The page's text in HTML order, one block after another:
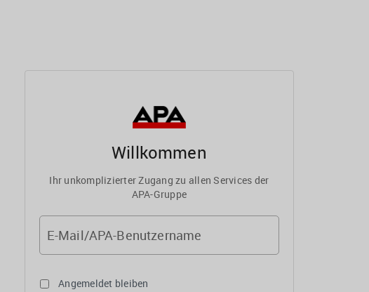
Willkommen
Ihr unkomplizierter Zugang zu allen Services der
APA-Gruppe
E-Mail/APA-Benutzername
Angemeldet bleiben